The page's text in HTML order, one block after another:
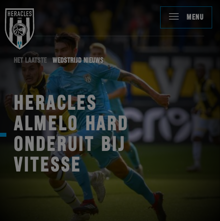
MENU
HET LAATSTE WEDSTRIJD NIEUWS
HERACLES
ALMELO HARD
ONDERUIT BIJ
VITESSE